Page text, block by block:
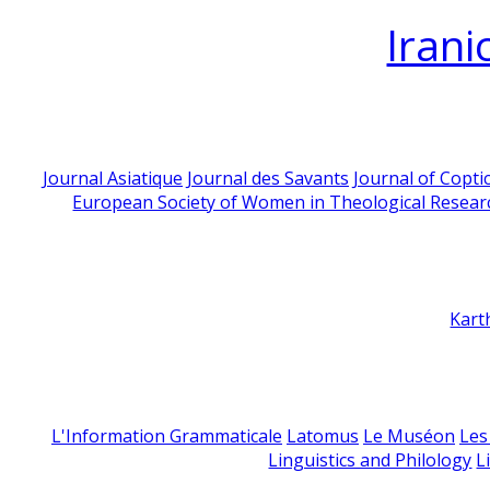
Journal Asiatique Journal des Savants Journal of
European Society of Women in Theological
L'Information Grammaticale Latomus Le Muséon
Linguistics and Philology